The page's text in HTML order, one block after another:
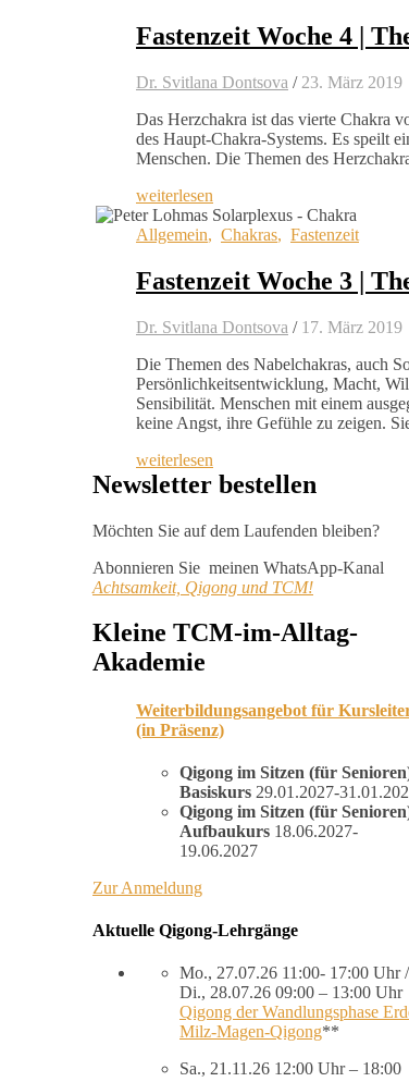
Fastenzeit Woche 4 |
Dr. Svitlana Dontsova / 23. März 2019
Das Herzchakra ist das vierte Chakra
des Haupt-Chakra-Systems. Es speilt
Menschen. Die Themen des
weiterlesen
Allgemein, Chakras, Fastenzeit
Fastenzeit Woche 3 |
Dr. Svitlana Dontsova / 17. März 2019
Die Themen des Nabelchakras, auch
Persönlichkeitsentwicklung, Macht,
Sensibilität. Menschen mit einem
keine Angst, ihre Gefühle zu zeigen.
weiterlesen
Newsletter bestellen
Möchten Sie auf dem Laufenden bleiben?
Abonnieren Sie meinen WhatsApp-Kanal
Achtsamkeit, Qigong und TCM!
Kleine TCM-im-Alltag-
Akademie
Weiterbildungsangebot für
(in Präsenz)
Qigong im Sitzen (für
Basiskurs 29.01.2027-
Qigong im Sitzen (für
Aufbaukurs 18.06.2027-
19.06.2027
Zur Anmeldung
Aktuelle Qigong-Lehrgänge
Mo., 27.07.26 11:00- 17:00 Uhr /
Di., 28.07.26 09:00 – 13:00 Uhr
Qigong der Wandlungsphase
Milz-Magen-Qigong**
Sa., 21.11.26 12:00 Uhr – 18:00